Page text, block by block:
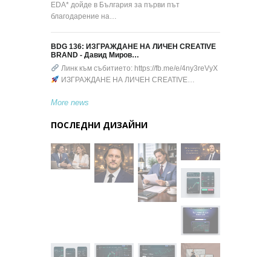
EDA* дойде в България за първи път
благодарение на…
BDG 136: ИЗГРАЖДАНЕ НА ЛИЧЕН CREATIVE
BRAND - Давид Миров…
Линк към събитието: https://fb.me/e/4ny3reVyX
ИЗГРАЖДАНЕ НА ЛИЧЕН CREATIVE…
More news
ПОСЛЕДНИ ДИЗАЙНИ